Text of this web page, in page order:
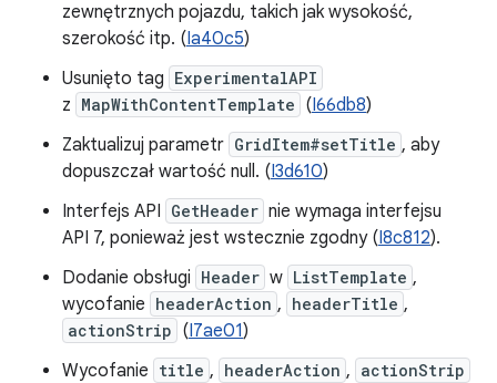
zewnętrznych pojazdu, takich jak wysokość,
szerokość itp. (Ia40c5)
Usunięto tag ExperimentalAPI
z MapWithContentTemplate (I66db8)
Zaktualizuj parametr GridItem#setTitle , aby
dopuszczał wartość null. (I3d610)
Interfejs API GetHeader nie wymaga interfejsu
API 7, ponieważ jest wstecznie zgodny (I8c812).
Dodanie obsługi Header w ListTemplate ,
wycofanie headerAction , headerTitle ,
actionStrip (I7ae01)
Wycofanie title , headerAction , actionStrip